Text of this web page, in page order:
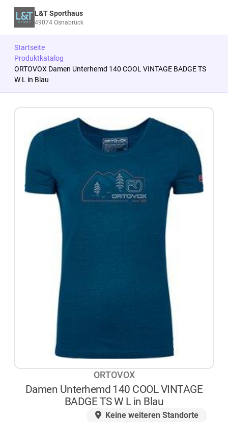
L&T Sporthaus
49074 Osnabrück
Startseite
Produktkatalog
ORTOVOX Damen Unterhemd 140 COOL VINTAGE BADGE TS
W L in Blau
ORTOVOX
Damen Unterhemd 140 COOL VINTAGE
BADGE TS W L in Blau
Keine weiteren Standorte